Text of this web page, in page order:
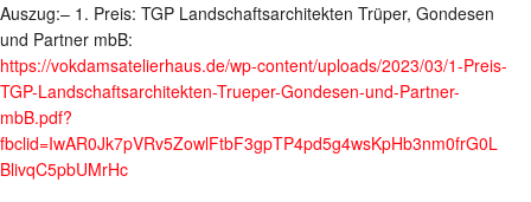
Auszug:– 1. Preis: TGP Landschaftsarchitekten Trüper, Gondesen
und Partner mbB:
https://vokdamsatelierhaus.de/wp-content/uploads/2023/03/1-Preis-
TGP-Landschaftsarchitekten-Trueper-Gondesen-und-Partner-
mbB.pdf?
fbclid=IwAR0Jk7pVRv5ZowlFtbF3gpTP4pd5g4wsKpHb3nm0frG0L
BlivqC5pbUMrHc